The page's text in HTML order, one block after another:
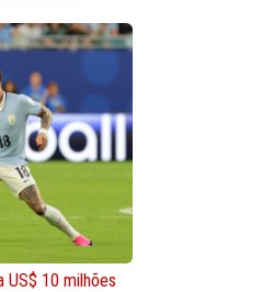
US$ 10 milhões